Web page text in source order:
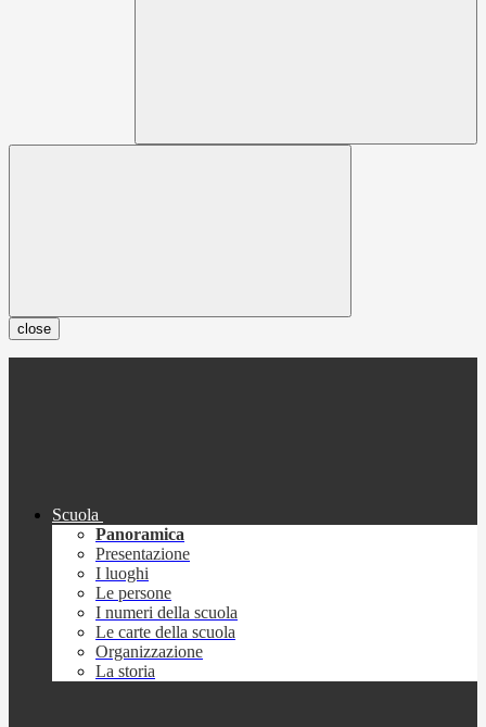
close
Scuola
Panoramica
Presentazione
I luoghi
Le persone
I numeri della scuola
Le carte della scuola
Organizzazione
La storia